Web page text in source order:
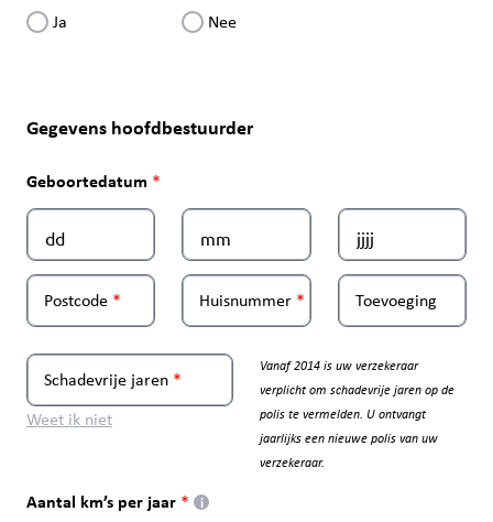
Ja Nee
Gegevens hoofdbestuurder
Geboortedatum
Postcode Huisnummer Toevoeging
Schadevrije jaren
Weet ik niet
Vanaf 2014 is uw verzekeraar
verplicht om schadevrije jaren op de
polis te vermelden. U ontvangt
jaarlijks een nieuwe polis van uw
verzekeraar.
Aantal km’s per jaar i